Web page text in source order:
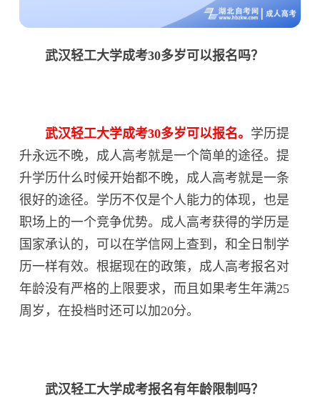
武汉轻工大学成考30多岁可以报名吗？
武汉轻工大学成考30多岁可以报名。 学历提
升永远不晚，成人高考就是一个简单的途径。提
升学历什么时候开始都不晚，成人高考就是一条
很好的途径。学历不仅是个人能力的体现，也是
职场上的一个竞争优势。成人高考获得的学历是
国家承认的，可以在学信网上查到，和全日制学
历一样有效。根据现在的政策，成人高考报名对
年龄没有严格的上限要求，而且如果考生年满25
周岁，在投档时还可以加20分。
武汉轻工大学成考报名有年龄限制吗？